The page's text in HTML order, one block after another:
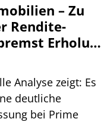
– Zu
Rendite-
Erholung
Analyse zeigt: Es
deutliche
bei Prime